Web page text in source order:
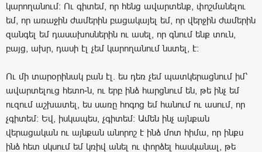
կարողանում: Ու գիտեմ, որ հենց ավարտենք, փոշմանելու
եմ, որ առաջին ժամերին բացակայել եմ, որ վերջին ժամերին
զանգել եմ դասախոսներին ու ասել, որ գնում ենք տուն,
բայց, ախր, դասի էլ չեմ կարողանում նստել, է:
Ու մի տարօրինակ բան էլ. ես դեռ չեմ պատկերացնում իմ՝
ավարտելուց հետո-ն, ու երբ ինձ հարցնում են, թե ինչ եմ
ուզում աշխատել, ես սառը հոգոց եմ հանում ու ասում, որ
չգիտեմ: Եվ, իսկապես, չգիտեմ: Ամեն ինչ այնքան
վերացական ու այնքան անորոշ է ինձ մոտ հիմա, որ ինքս
ինձ հետ սկսում եմ կռիվ անել ու փորձել հասկանալ, թե